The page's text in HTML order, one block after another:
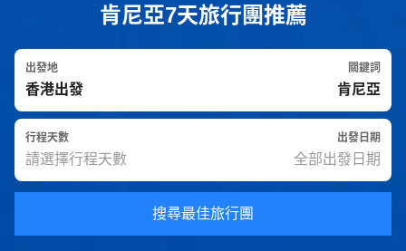
肯尼亞7天旅行團推薦
出發地 關鍵詞
出發日期
行程天數
搜尋最佳旅行團